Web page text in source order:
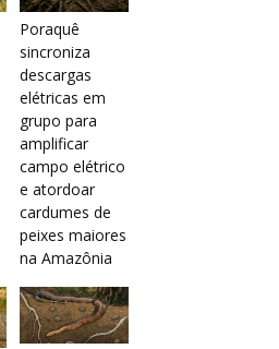
Poraquê
sincroniza
descargas
elétricas em
grupo para
amplificar
campo elétrico
e atordoar
cardumes de
peixes maiores
na Amazônia